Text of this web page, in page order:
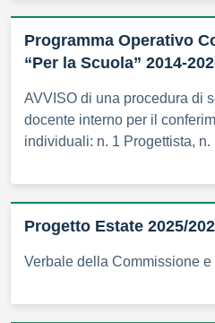
Programma Operativo
“Per la Scuola” 2014-
AVVISO di una procedura di
docente interno per il
individuali: n. 1 Progettista,
Progetto Estate 2025/
Verbale della Commissione